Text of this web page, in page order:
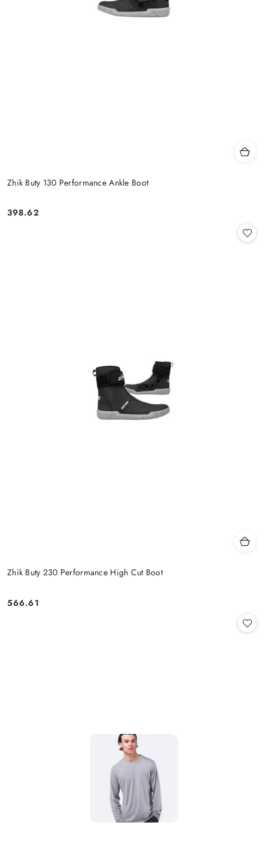
Zhik Buty 130 Performance Ankle Boot
Cena:
398.62
Zhik Buty 230 Performance High Cut Boot
Cena:
566.61